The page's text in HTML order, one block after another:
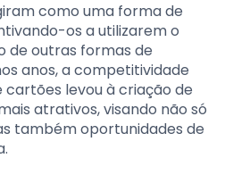
como uma forma de
os a utilizarem o
outras formas de
anos, a competitividade
cartões levou à criação de
atrativos, visando não só
também oportunidades de